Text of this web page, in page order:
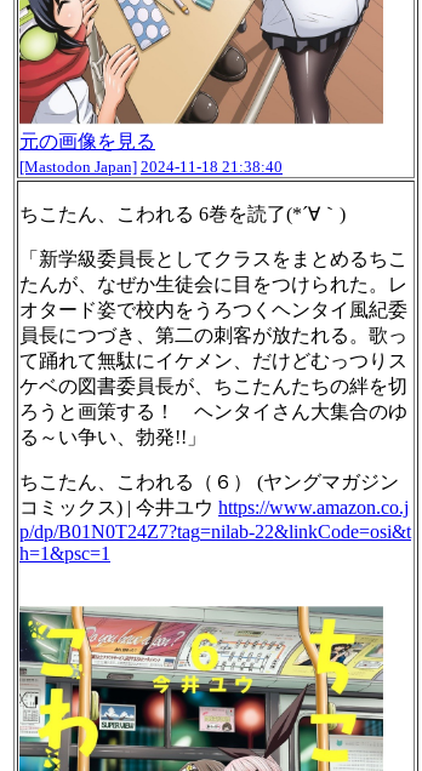
元の画像を見る
[Mastodon Japan] 2024-11-18 21:38:40
ちこたん、こわれる 6巻を読了(*´∀｀)
「新学級委員長としてクラスをまとめるちこ
たんが、なぜか生徒会に目をつけられた。レ
オタード姿で校内をうろつくヘンタイ風紀委
員長につづき、第二の刺客が放たれる。歌っ
て踊れて無駄にイケメン、だけどむっつりス
ケベの図書委員長が、ちこたんたちの絆を切
ろうと画策する！ ヘンタイさん大集合のゆ
る～い争い、勃発!!」
ちこたん、こわれる（６） (ヤングマガジン
コミックス) | 今井ユウ https://www.amazon.co.j
p/dp/B01N0T24Z7?tag=nilab-22&linkCode=osi&t
h=1&psc=1